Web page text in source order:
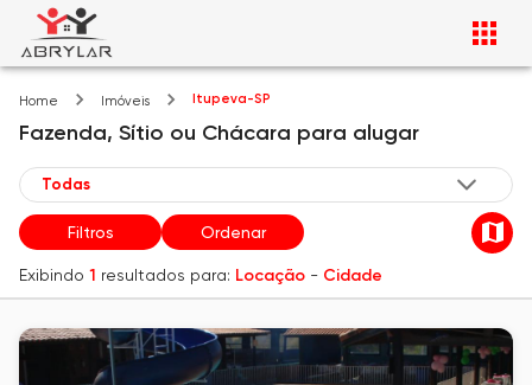
Home Imóveis Itupeva-SP
Fazenda, Sítio ou Chácara para alugar
Filtros Ordenar
Exibindo 1 resultados para: Locação - Cidade